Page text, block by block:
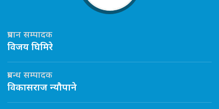
प्रधान सम्पादक
विजय घिमिरे
प्रबन्ध सम्पादक
विकासराज न्यौपाने